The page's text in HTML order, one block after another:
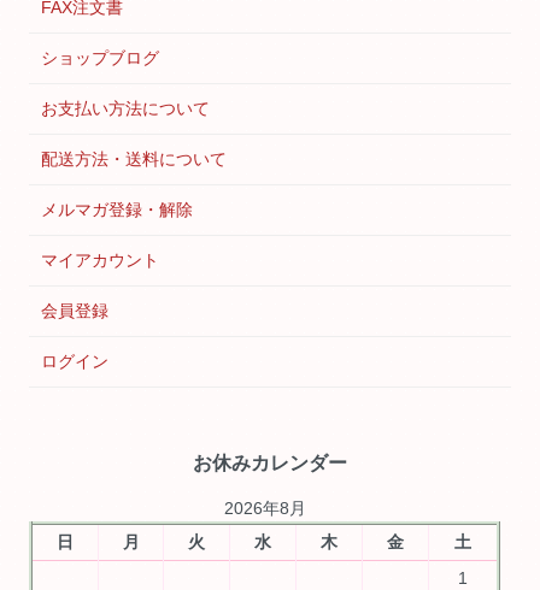
FAX注文書
ショップブログ
お支払い方法について
配送方法・送料について
メルマガ登録・解除
マイアカウント
会員登録
ログイン
お休みカレンダー
2026年8月
日
月 火 水 木 金
土
1